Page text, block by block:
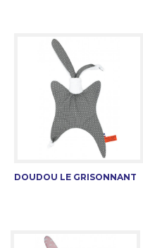
DOUDOU LE GRISONNANT